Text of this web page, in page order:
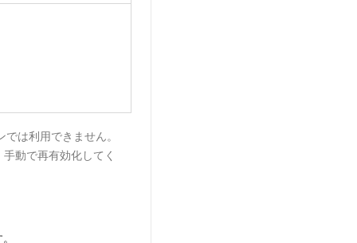
は利用できません。
動で再有効化してく